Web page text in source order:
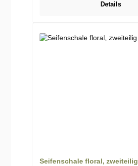
Details
Seifenschale floral, zweiteilig